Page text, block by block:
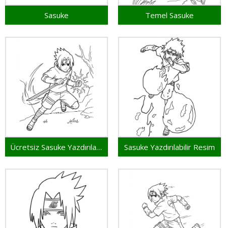
Sasuke Temel Sasuke
Ücretsiz Sasuke Yazdırılabilir Sasuke Yazdırılabilir Resim